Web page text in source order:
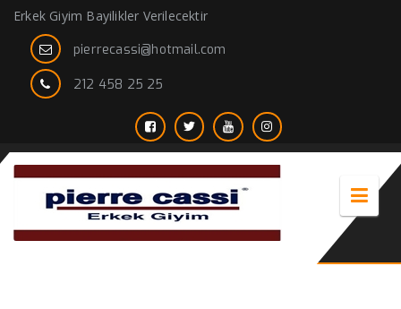
Erkek Giyim Bayilikler Verilecektir
pierrecassi@hotmail.com
212 458 25 25